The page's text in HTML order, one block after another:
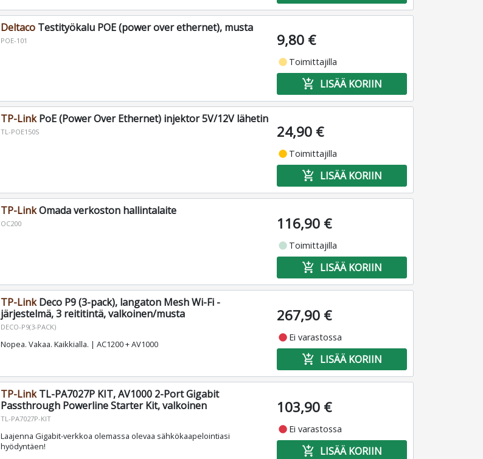
DeltacoTestityökalu POE (power over ethernet), musta
POE-101 9,80 €
fiber_manual_record Toimittajilla
add_shopping_cart LISÄÄ KORIIN
TP-LinkPoE (Power Over Ethernet) injektor 5V/12V lähetin
TL-POE150S 24,90 €
fiber_manual_record Toimittajilla
add_shopping_cart LISÄÄ KORIIN
TP-LinkOmada verkoston hallintalaite
OC200 116,90 €
fiber_manual_record Toimittajilla
add_shopping_cart LISÄÄ KORIIN
TP-LinkDeco P9 (3-pack), langaton Mesh Wi-Fi -
järjestelmä, 3 reititintä, valkoinen/musta
DECO-P9(3-PACK)
Nopea. Vakaa. Kaikkialla. | AC1200 + AV1000
267,90 €
fiber_manual_record Ei varastossa
add_shopping_cart LISÄÄ KORIIN
TP-LinkTL-PA7027P KIT, AV1000 2-Port Gigabit
Passthrough Powerline Starter Kit, valkoinen
TL-PA7027P-KIT
Laajenna Gigabit-verkkoa olemassa olevaa sähkökaapelointiasi
hyödyntäen!
103,90 €
fiber_manual_record Ei varastossa
add_shopping_cart LISÄÄ KORIIN